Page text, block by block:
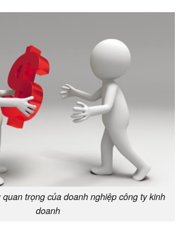
trọng của doanh nghiệp công ty kinh
doanh